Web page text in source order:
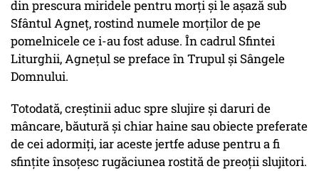
din prescura miridele pentru morţi şi le aşază sub
Sfântul Agneţ, rostind numele morţilor de pe
pomelnicele ce i-au fost aduse. În cadrul Sfintei
Liturghii, Agneţul se preface în Trupul şi Sângele
Domnului.
Totodată, creştinii aduc spre slujire şi daruri de
mâncare, băutură şi chiar haine sau obiecte preferate
de cei adormiţi, iar aceste jertfe aduse pentru a fi
sfințite însoțesc rugăciunea rostită de preoții slujitori.